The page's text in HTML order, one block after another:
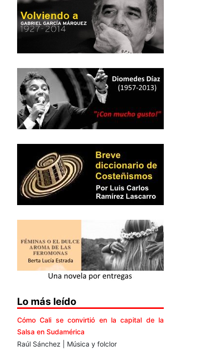
Lo más leído
Cómo Cali se convirtió en la capital de la
Salsa en Sudamérica
Raúl Sánchez | Música y folclor